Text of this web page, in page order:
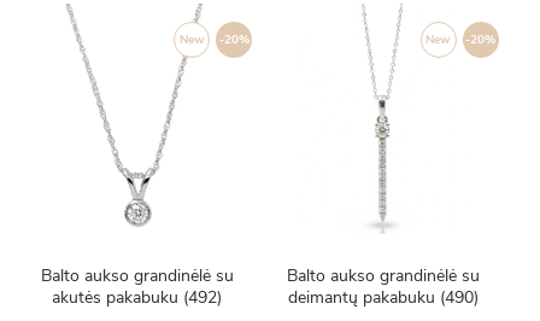
-20%
New
Balto aukso grandinėlė su
akutės pakabuku (492)
-20%
New
Balto aukso grandinėlė su
deimantų pakabuku (490)